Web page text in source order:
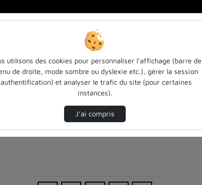
utilisons des cookies pour personnaliser l’affichage (barre de
de droite, mode sombre ou dyslexie etc.), gérer la session
et analyser le trafic du site (pour certaines
instances).
J’ai compris